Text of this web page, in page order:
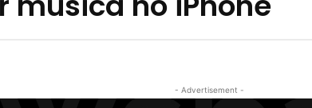
- Advertisement -